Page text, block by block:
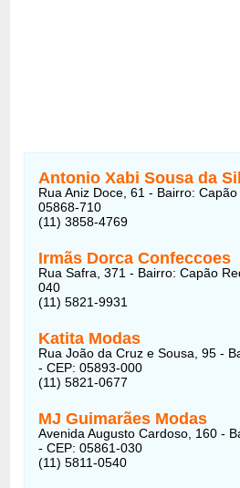
Antonio Xabi Sousa da
Rua Aniz Doce, 61 - Bairro:
05868-710
(11) 3858-4769
Irmãs Dorca Confeccoes
Rua Safra, 371 - Bairro: Capão
040
(11) 5821-9931
Katita Modas
Rua João da Cruz e Sousa, 95 -
- CEP: 05893-000
(11) 5821-0677
MJ Guimarães Modas
Avenida Augusto Cardoso, 160 -
- CEP: 05861-030
(11) 5811-0540